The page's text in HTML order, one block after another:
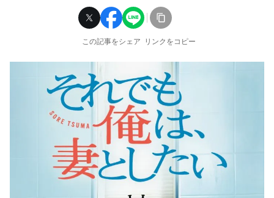
この記事をシェア リンクをコピー